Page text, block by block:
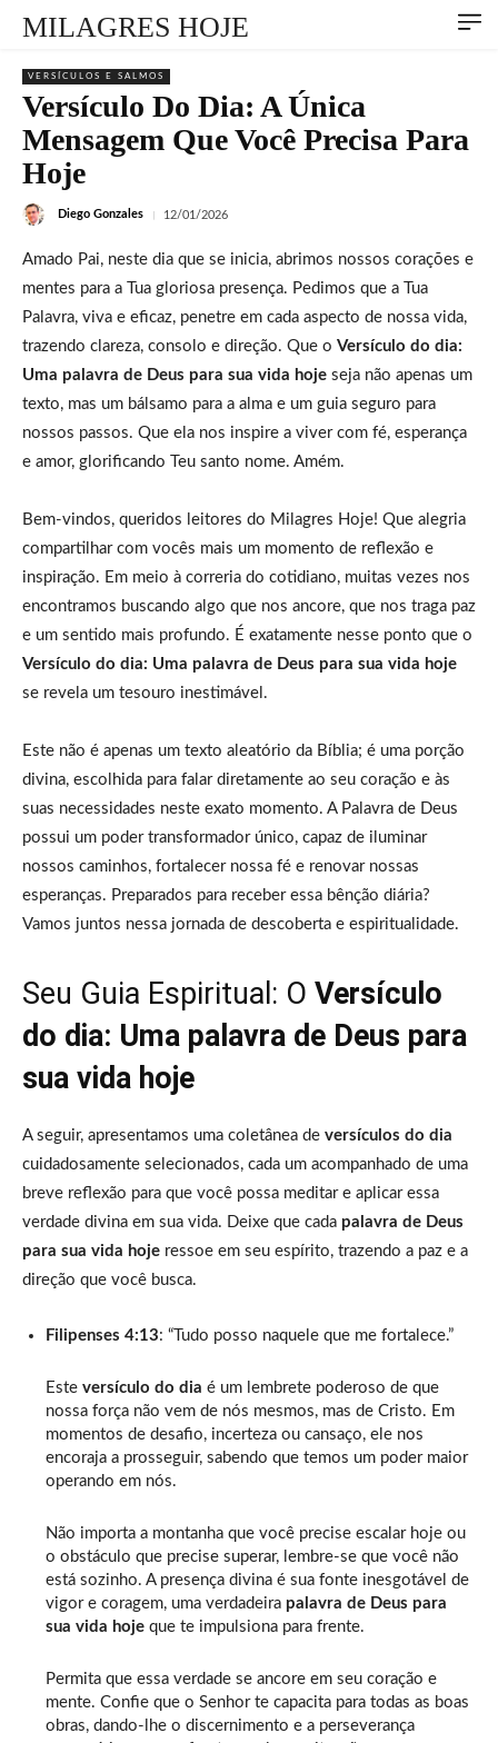
MILAGRES HOJE
VERSÍCULOS E SALMOS
Versículo Do Dia: A Única
Mensagem Que Você Precisa Para
Hoje
Diego Gonzales 12/01/2026
Amado Pai, neste dia que se inicia, abrimos nossos corações e
mentes para a Tua gloriosa presença. Pedimos que a Tua
Palavra, viva e eficaz, penetre em cada aspecto de nossa vida,
trazendo clareza, consolo e direção. Que o Versículo do dia:
Uma palavra de Deus para sua vida hoje seja não apenas um
texto, mas um bálsamo para a alma e um guia seguro para
nossos passos. Que ela nos inspire a viver com fé, esperança
e amor, glorificando Teu santo nome. Amém.
Bem-vindos, queridos leitores do Milagres Hoje! Que alegria
compartilhar com vocês mais um momento de reflexão e
inspiração. Em meio à correria do cotidiano, muitas vezes nos
encontramos buscando algo que nos ancore, que nos traga paz
e um sentido mais profundo. É exatamente nesse ponto que o
Versículo do dia: Uma palavra de Deus para sua vida hoje
se revela um tesouro inestimável.
Este não é apenas um texto aleatório da Bíblia; é uma porção
divina, escolhida para falar diretamente ao seu coração e às
suas necessidades neste exato momento. A Palavra de Deus
possui um poder transformador único, capaz de iluminar
nossos caminhos, fortalecer nossa fé e renovar nossas
esperanças. Preparados para receber essa bênção diária?
Vamos juntos nessa jornada de descoberta e espiritualidade.
Seu Guia Espiritual: O Versículo
do dia: Uma palavra de Deus para
sua vida hoje
A seguir, apresentamos uma coletânea de versículos do dia
cuidadosamente selecionados, cada um acompanhado de uma
breve reflexão para que você possa meditar e aplicar essa
verdade divina em sua vida. Deixe que cada palavra de Deus
para sua vida hoje ressoe em seu espírito, trazendo a paz e a
direção que você busca.
Filipenses 4:13: “Tudo posso naquele que me fortalece.”
Este versículo do dia é um lembrete poderoso de que
nossa força não vem de nós mesmos, mas de Cristo. Em
momentos de desafio, incerteza ou cansaço, ele nos
encoraja a prosseguir, sabendo que temos um poder maior
operando em nós.
Não importa a montanha que você precise escalar hoje ou
o obstáculo que precise superar, lembre-se que você não
está sozinho. A presença divina é sua fonte inesgotável de
vigor e coragem, uma verdadeira palavra de Deus para
sua vida hoje que te impulsiona para frente.
Permita que essa verdade se ancore em seu coração e
mente. Confie que o Senhor te capacita para todas as boas
obras, dando-lhe o discernimento e a perseverança